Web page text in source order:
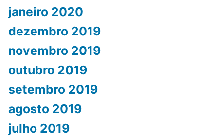
janeiro 2020
dezembro 2019
novembro 2019
outubro 2019
setembro 2019
agosto 2019
julho 2019